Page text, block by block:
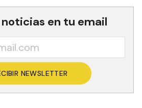
noticias en tu email
NEWSLETTER